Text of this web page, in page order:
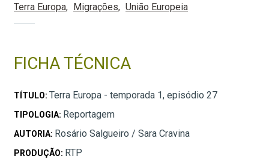
Terra Europa Migrações União Europeia
FICHA TÉCNICA
TÍTULO: Terra Europa - temporada 1, episódio 27
TIPOLOGIA: Reportagem
AUTORIA: Rosário Salgueiro / Sara Cravina
PRODUÇÃO: RTP